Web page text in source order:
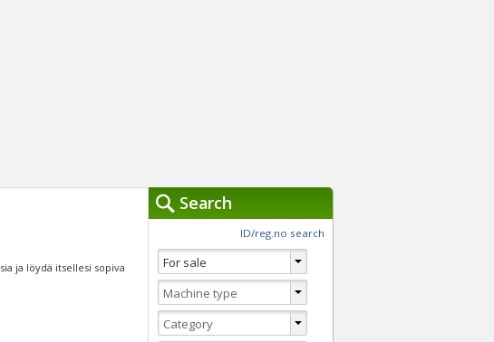
ja löydä itsellesi sopiva
Search
ID/reg.no search